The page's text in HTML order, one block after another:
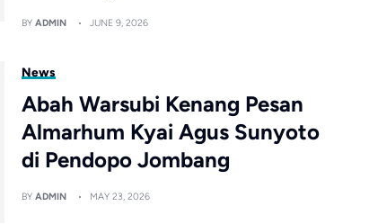
BYADMIN JUNE 9, 2026
News
Abah Warsubi Kenang Pesan
Almarhum Kyai Agus Sunyoto
di Pendopo Jombang
BYADMIN MAY 23, 2026